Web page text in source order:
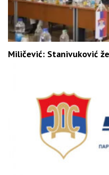
Miličević: Stanivuković